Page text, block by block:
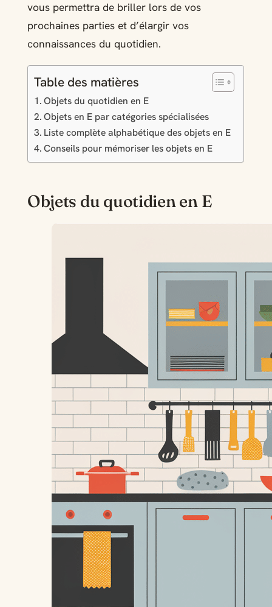
vous permettra de briller lors de vos
prochaines parties et d’élargir vos
connaissances du quotidien.
Table des matières
Objets du quotidien en E
Objets en E par catégories spécialisées
Liste complète alphabétique des objets en E
Conseils pour mémoriser les objets en E
Objets du quotidien en E